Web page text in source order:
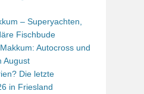
– Superyachten,
Fischbude
Autocross und
August
Die letzte
in Friesland